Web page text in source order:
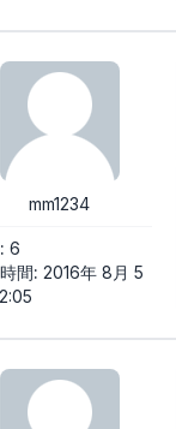
mm1234
6
間: 2016年 8月 5